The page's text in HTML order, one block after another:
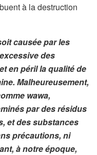
à la destruction
causée par les
des
en péril la qualité de
Malheureusement,
wawa,
par des résidus
et des substances
précautions, ni
à notre époque,